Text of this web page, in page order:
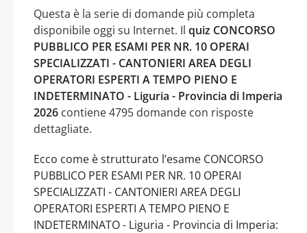
Questa è la serie di domande più completa
disponibile oggi su Internet. Il quiz CONCORSO
PUBBLICO PER ESAMI PER NR. 10 OPERAI
SPECIALIZZATI - CANTONIERI AREA DEGLI
OPERATORI ESPERTI A TEMPO PIENO E
INDETERMINATO - Liguria - Provincia di Imperia
2026 contiene 4795 domande con risposte
dettagliate.
Ecco come è strutturato l’esame CONCORSO
PUBBLICO PER ESAMI PER NR. 10 OPERAI
SPECIALIZZATI - CANTONIERI AREA DEGLI
OPERATORI ESPERTI A TEMPO PIENO E
INDETERMINATO - Liguria - Provincia di Imperia: